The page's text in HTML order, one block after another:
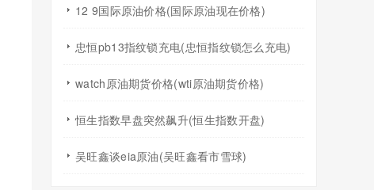
12 9国际原油价格(国际原油现在价格)
忠恒pb13指纹锁充电(忠恒指纹锁怎么充电)
watch原油期货价格(wti原油期货价格)
恒生指数早盘突然飙升(恒生指数开盘)
吴旺鑫谈eia原油(吴旺鑫看市雪球)